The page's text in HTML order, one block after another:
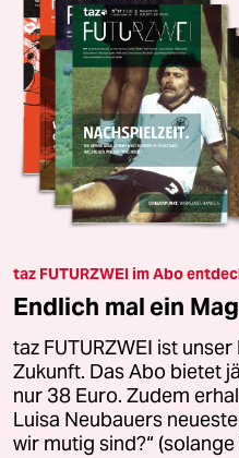
taz FUTURZWEI im Abo
Endlich mal ein
taz FUTURZWEI ist
Zukunft. Das Abo bietet
nur 38 Euro. Zudem
Luisa Neubauers
wir mutig sind?“